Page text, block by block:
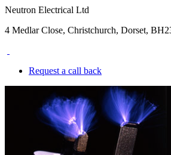
Neutron Electrical Ltd
4 Medlar Close, Christchurch, Dorset,
Request a call back